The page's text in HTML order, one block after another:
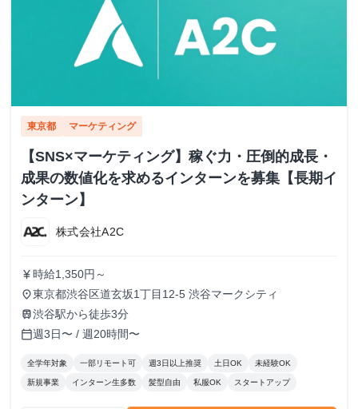
東京都 マーケティング
【SNS×マーケティング】稼ぐ力・圧倒的成長・
成果の数値化を求めるインターンを募集【長期イ
ンターン】
株式会社A2C
currency_yen 時給1,350円～
place東京都渋谷区道玄坂1丁目12-5 渋谷マークシティ
train渋谷駅から徒歩3分
calendar_today週3日〜 / 週20時間〜
全学年対象 一部リモート可 週3日以上推奨 土日OK 未経験OK
新規事業 インターン生多数 髪型自由 私服OK スタートアップ